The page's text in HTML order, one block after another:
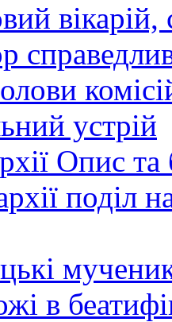
вікарій,
устрій
Опис та
поділ
в